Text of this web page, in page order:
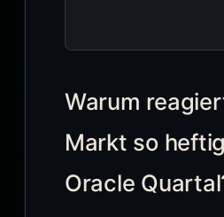
Warum
Markt so
Oracle